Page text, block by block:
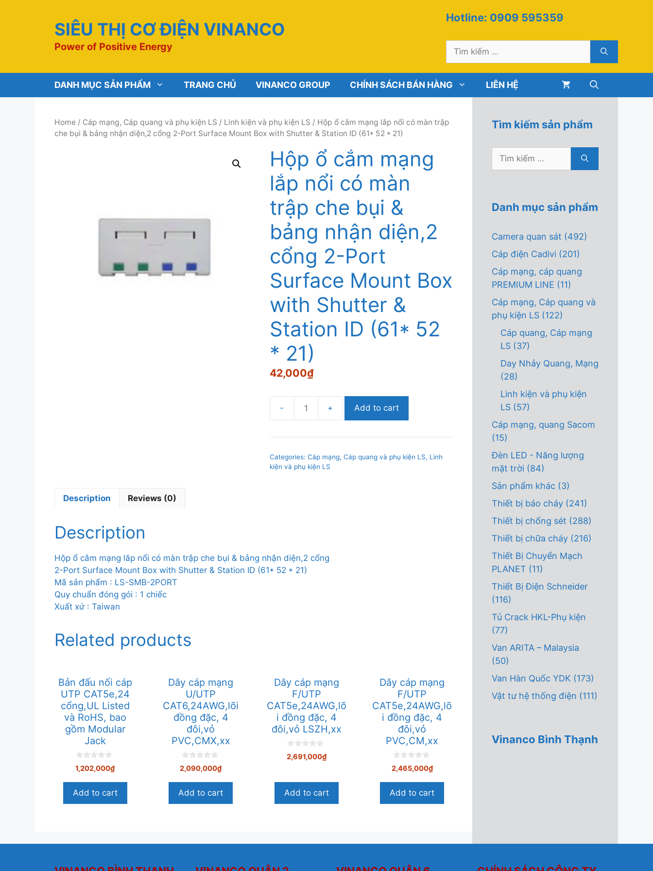
SIÊU THỊ CƠ ĐIỆN VINANCO
Power of Positive Energy
Hotline: 0909 595359
Tìm
DANH MỤC SẢN PHẨM TRANG CHỦ VINANCO GROUP CHÍNH SÁCH BÁN HÀNG LIÊN HỆ
Home / Cáp mạng, Cáp quang và phụ kiện LS / Linh kiện và phụ kiện LS / Hộp ổ cắm mạng lắp nổi có màn trập
che bụi & bảng nhận diện,2 cổng 2-Port Surface Mount Box with Shutter & Station ID (61* 52 * 21)
Hộp ổ cắm mạng
lắp nổi có màn
trập che bụi &
bảng nhận diện,2
cổng 2-Port
Surface Mount Box
with Shutter &
Station ID (61* 52
* 21)
42,000₫
cắm
lắp
bảng
nhận
Shutter
Station
(61*
Add to cart
Categories: Cáp mạng, Cáp quang và phụ kiện LS, Linh
kiện và phụ kiện LS
Description Reviews (0)
Description
Hộp ổ cắm mạng lắp nổi có màn trập che bụi & bảng nhận diện,2 cổng
2-Port Surface Mount Box with Shutter & Station ID (61* 52 * 21)
Mã sản phẩm : LS-SMB-2PORT
Quy chuẩn đóng gói : 1 chiếc
Xuất xứ : Taiwan
Related products
Bản đấu nối cáp
UTP CAT5e,24
cổng,UL Listed
và RoHS, bao
gồm Modular
Jack
0
n
à
5
1,202,000₫
Add to cart
Dây cáp mạng
U/UTP
CAT6,24AWG,lõi
đồng đặc, 4
đôi,vỏ
PVC,CMX,xx
0
n
à
5
2,090,000₫
Add to cart
Dây cáp mạng
F/UTP
CAT5e,24AWG,lõ
i đồng đặc, 4
đôi,vỏ LSZH,xx
0
n
à
5
2,691,000₫
Add to cart
Dây cáp mạng
F/UTP
CAT5e,24AWG,lõ
i đồng đặc, 4
đôi,vỏ
PVC,CM,xx
0
n
à
5
2,465,000₫
Add to cart
Tìm kiếm sản phẩm
Tìm
Danh mục sản phẩm
Camera quan sát (492)
Cáp điện Cadivi (201)
Cáp mạng, cáp quang
PREMIUM LINE (11)
Cáp mạng, Cáp quang và
phụ kiện LS (122)
Cáp quang, Cáp mạng
LS (37)
Day Nhảy Quang, Mạng
(28)
Linh kiện và phụ kiện
LS (57)
Cáp mạng, quang Sacom
(15)
Đèn LED - Năng lượng
mặt trời (84)
Sản phẩm khác (3)
Thiết bị báo cháy (241)
Thiết bị chống sét (288)
Thiết bị chữa cháy (216)
Thiết Bị Chuyển Mạch
PLANET (11)
Thiết Bị Điện Schneider
(116)
Tủ Crack HKL-Phụ kiện
(77)
Van ARITA – Malaysia
(50)
Van Hàn Quốc YDK (173)
Vật tư hệ thống điện (111)
Vinanco Bình Thạnh